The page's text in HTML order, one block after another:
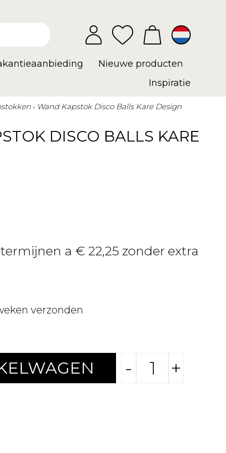
Nieuwe producten
Inspiratie
Wand Kapstok Disco Balls Kare Design
DISCO BALLS KARE
a € 22,25 zonder extra
verzonden
- +